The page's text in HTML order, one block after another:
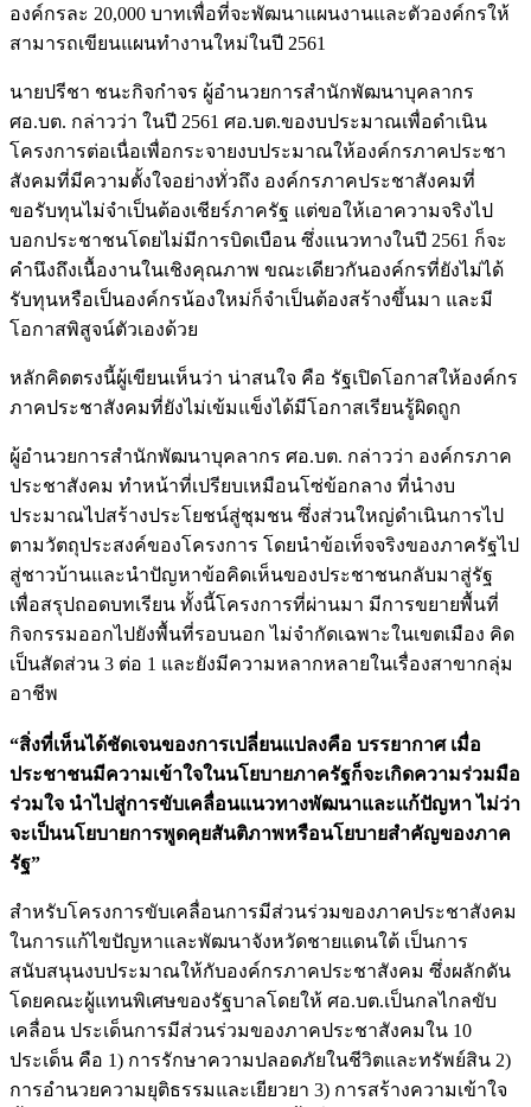
องค์กรละ 20,000 บาทเพื่อที่จะพัฒนาแผนงานและตัวองค์กรให้
สามารถเขียนแผนทำงานใหม่ในปี 2561
นายปรีชา ชนะกิจกำจร ผู้อำนวยการสำนักพัฒนาบุคลากร
ศอ.บต. กล่าวว่า ในปี 2561 ศอ.บต.ของบประมาณเพื่อดำเนิน
โครงการต่อเนื่อเพื่อกระจายงบประมาณให้องค์กรภาคประชา
สังคมที่มีความตั้งใจอย่างทั่วถึง องค์กรภาคประชาสังคมที่
ขอรับทุนไม่จำเป็นต้องเชียร์ภาครัฐ แต่ขอให้เอาความจริงไป
บอกประชาชนโดยไม่มีการบิดเบือน ซึ่งแนวทางในปี 2561 ก็จะ
คำนึงถึงเนื้องานในเชิงคุณภาพ ขณะเดียวกันองค์กรที่ยังไม่ได้
รับทุนหรือเป็นองค์กรน้องใหม่ก็จำเป็นต้องสร้างขึ้นมา และมี
โอกาสพิสูจน์ตัวเองด้วย
หลักคิดตรงนี้ผู้เขียนเห็นว่า น่าสนใจ คือ รัฐเปิดโอกาสให้องค์กร
ภาคประชาสังคมที่ยังไม่เข้มแข็งได้มีโอกาสเรียนรู้ผิดถูก
ผู้อำนวยการสำนักพัฒนาบุคลากร ศอ.บต. กล่าวว่า องค์กรภาค
ประชาสังคม ทำหน้าที่เปรียบเหมือนโซ่ข้อกลาง ที่นำงบ
ประมาณไปสร้างประโยชน์สู่ชุมชน ซึ่งส่วนใหญ่ดำเนินการไป
ตามวัตถุประสงค์ของโครงการ โดยนำข้อเท็จจริงของภาครัฐไป
สู่ชาวบ้านและนำปัญหาข้อคิดเห็นของประชาชนกลับมาสู่รัฐ
เพื่อสรุปถอดบทเรียน ทั้งนี้โครงการที่ผ่านมา มีการขยายพื้นที่
กิจกรรมออกไปยังพื้นที่รอบนอก ไม่จำกัดเฉพาะในเขตเมือง คิด
เป็นสัดส่วน 3 ต่อ 1 และยังมีความหลากหลายในเรื่องสาขากลุ่ม
อาชีพ
“สิ่งที่เห็นได้ชัดเจนของการเปลี่ยนแปลงคือ บรรยากาศ เมื่อ
ประชาชนมีความเข้าใจในนโยบายภาครัฐก็จะเกิดความร่วมมือ
ร่วมใจ นำไปสู่การขับเคลื่อนแนวทางพัฒนาและแก้ปัญหา ไม่ว่า
จะเป็นนโยบายการพูดคุยสันติภาพหรือนโยบายสำคัญของภาค
รัฐ”
สำหรับโครงการขับเคลื่อนการมีส่วนร่วมของภาคประชาสังคม
ในการแก้ไขปัญหาและพัฒนาจังหวัดชายแดนใต้ เป็นการ
สนับสนุนงบประมาณให้กับองค์กรภาคประชาสังคม ซึ่งผลักดัน
โดยคณะผู้แทนพิเศษของรัฐบาลโดยให้ ศอ.บต.เป็นกลไกลขับ
เคลื่อน ประเด็นการมีส่วนร่วมของภาคประชาสังคมใน 10
ประเด็น คือ 1) การรักษาความปลอดภัยในชีวิตและทรัพย์สิน 2)
การอำนวยความยุติธรรมและเยียวยา 3) การสร้างความเข้าใจ